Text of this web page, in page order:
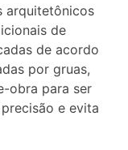
arquitetônicos
de
de acordo
por gruas,
obra para ser
e evita